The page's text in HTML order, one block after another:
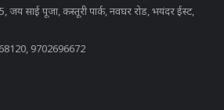
साई पूजा, कस्तूरी पार्क, नवघर रोड, भयंदर ईस्ट,
9702696672